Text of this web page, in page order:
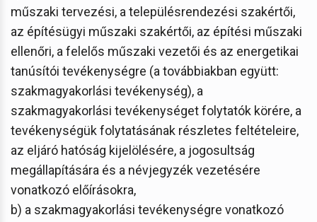
műszaki tervezési, a településrendezési szakértői,
az építésügyi műszaki szakértői, az építési műszaki
ellenőri, a felelős műszaki vezetői és az energetikai
tanúsítói tevékenységre (a továbbiakban együtt:
szakmagyakorlási tevékenység), a
szakmagyakorlási tevékenységet folytatók körére, a
tevékenységük folytatásának részletes feltételeire,
az eljáró hatóság kijelölésére, a jogosultság
megállapítására és a névjegyzék vezetésére
vonatkozó előírásokra,
b) a szakmagyakorlási tevékenységre vonatkozó